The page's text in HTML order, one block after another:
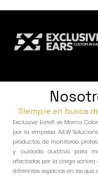
Siempre en busca
Exclusive Ears® es Marca
por la empresa A&W
productos de monitoreo
y cuidado auditivo para
afectados por la carga sonora
diferentes espacios en los que